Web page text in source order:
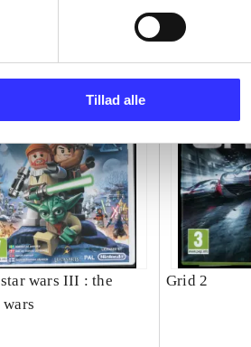
Tillad alle
wars III : the
Grid 2